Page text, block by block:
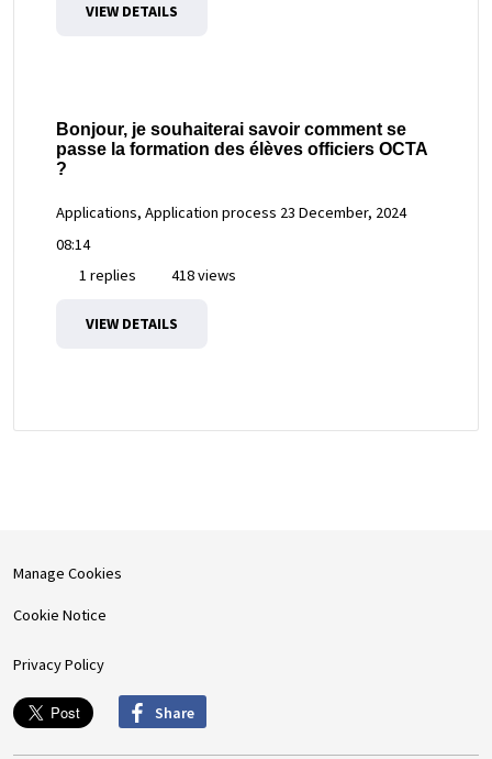
VIEW DETAILS
Bonjour, je souhaiterai savoir comment se
passe la formation des élèves officiers OCTA
?
Applications, Application process 23 December, 2024
08:14
1 replies
418 views
VIEW DETAILS
Manage Cookies
Cookie Notice
Privacy Policy
Share